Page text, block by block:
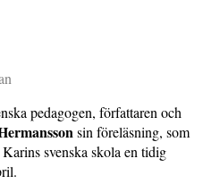
pedagogen, författaren och
sin föreläsning, som
svenska skola en tidig